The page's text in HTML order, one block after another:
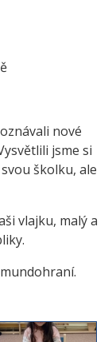
nové
jsme si
školku, ale
vlajku, malý a